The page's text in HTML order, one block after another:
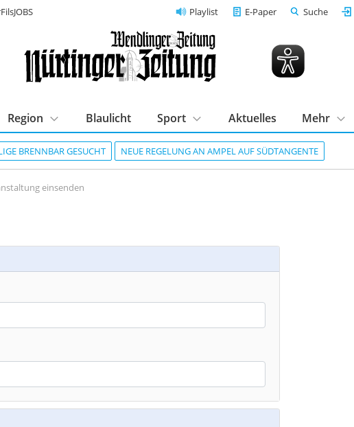
Playlist E-Paper Suche
BRENNBAR GESUCHT NEUE REGELUNG AN AMPEL AUF SÜDTANGENTE
Region Blaulicht Sport Aktuelles Mehr
einsenden